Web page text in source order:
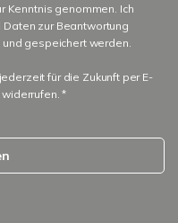
Kenntnis genommen. Ich
zur Beantwortung
gespeichert werden.
für die Zukunft per E-
*